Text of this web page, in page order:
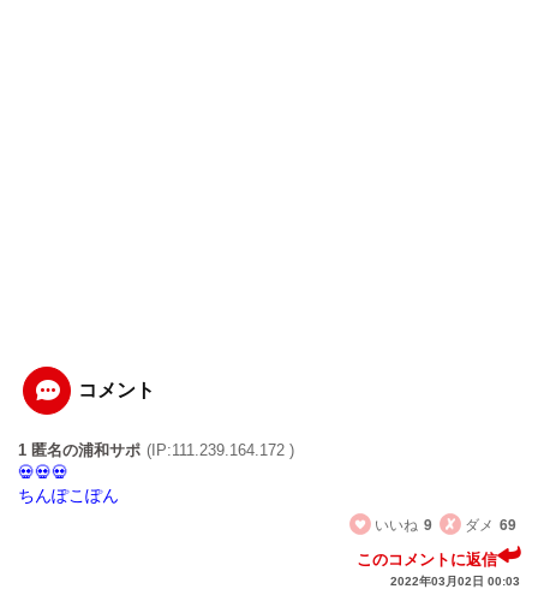
コメント
1 匿名の浦和サポ (IP:111.239.164.172 )
ちんぽこぽん
いいね 9 ダメ 69
このコメントに返信
2022年03月02日 00:03